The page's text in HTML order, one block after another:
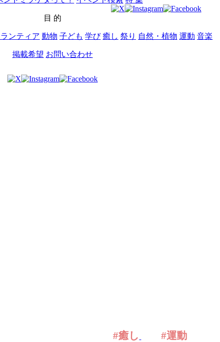
目 的
ンティア 動物 子ども 学び 癒し 祭り 自然・植物 運動 音楽
掲載希望 お問い合わせ
#癒し #運動